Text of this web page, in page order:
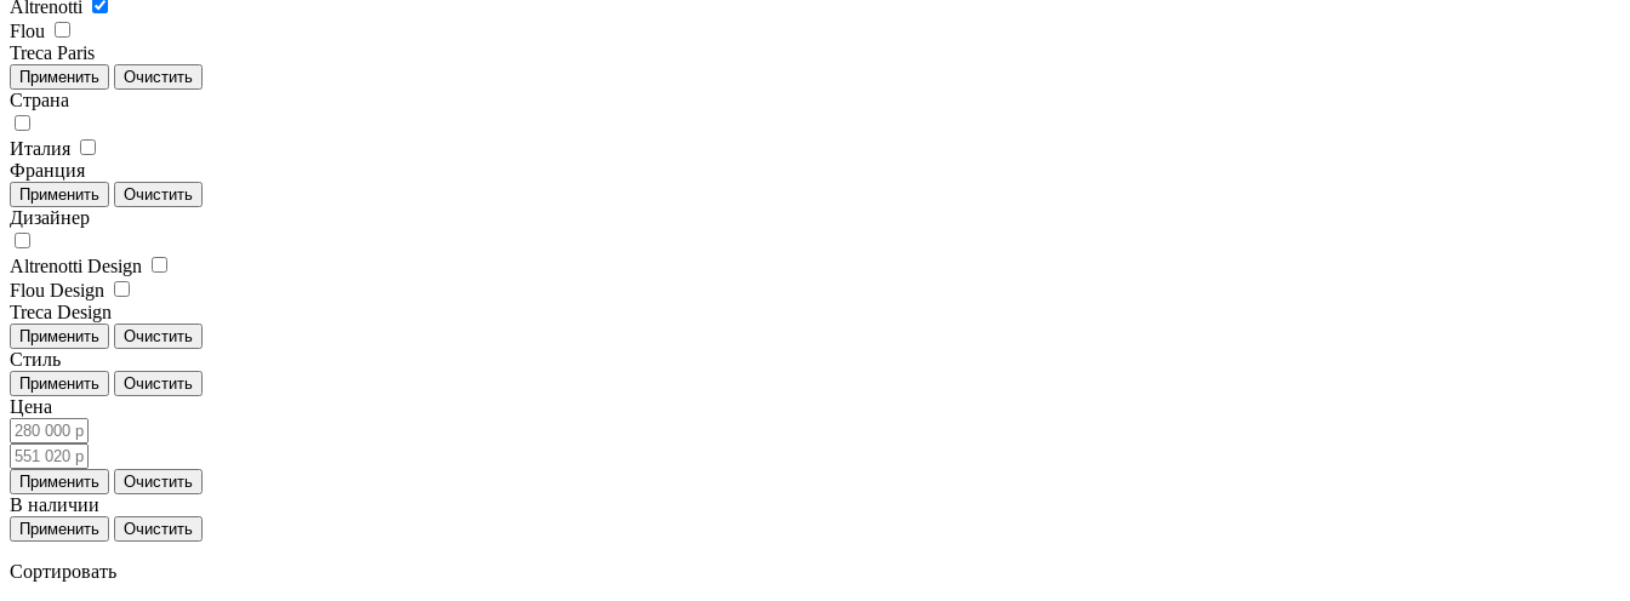
Altrenotti
Flou
Treca Paris
Страна
Италия
Франция
Дизайнер
Altrenotti Design
Flou Design
Treca Design
Стиль
Цена
В наличии
Сортировать